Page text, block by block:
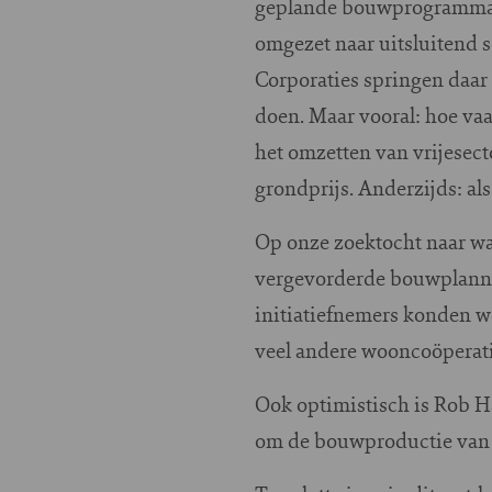
omgezet naar uitsluitend
Corporaties springen
doen. Maar vooral: hoe
het omzetten van
grondprijs. Anderzijds:
Op onze zoektocht naar
vergevorderde
initiatiefnemers konden
veel andere
Ook optimistisch is Rob
om de bouwproductie